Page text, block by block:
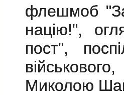
флешмоб
націю!",
пост",
Миколою